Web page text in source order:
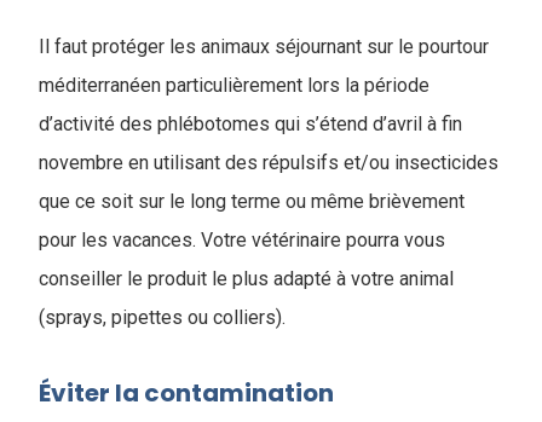
Il faut protéger les animaux séjournant sur le pourtour
méditerranéen particulièrement lors la période
d’activité des phlébotomes qui s’étend d’avril à fin
novembre en utilisant des répulsifs et/ou insecticides
que ce soit sur le long terme ou même brièvement
pour les vacances. Votre vétérinaire pourra vous
conseiller le produit le plus adapté à votre animal
(sprays, pipettes ou colliers).
Éviter la contamination